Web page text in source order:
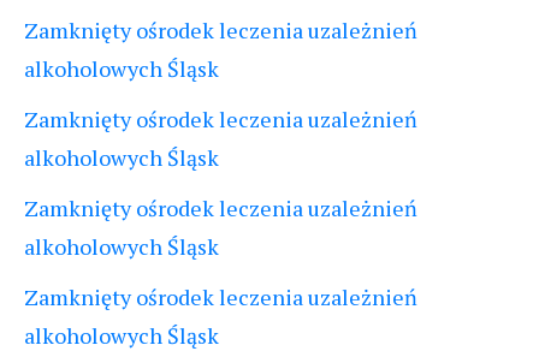
Zamknięty ośrodek leczenia uzależnień
alkoholowych Śląsk
Zamknięty ośrodek leczenia uzależnień
alkoholowych Śląsk
Zamknięty ośrodek leczenia uzależnień
alkoholowych Śląsk
Zamknięty ośrodek leczenia uzależnień
alkoholowych Śląsk